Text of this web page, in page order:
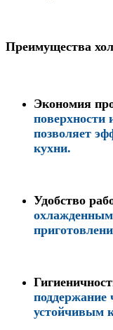
Преимущества
Экономия
поверхности
позволяет
кухни.
Удобство
охлажденным
поддержание
устойчивым